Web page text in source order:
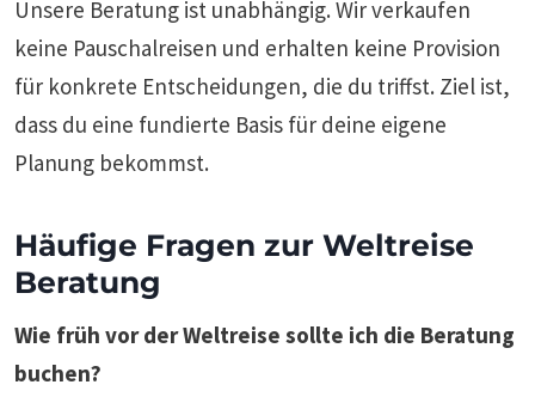
Unsere Beratung ist unabhängig. Wir verkaufen
keine Pauschalreisen und erhalten keine Provision
für konkrete Entscheidungen, die du triffst. Ziel ist,
dass du eine fundierte Basis für deine eigene
Planung bekommst.
Häufige Fragen zur Weltreise
Beratung
Wie früh vor der Weltreise sollte ich die Beratung
buchen?